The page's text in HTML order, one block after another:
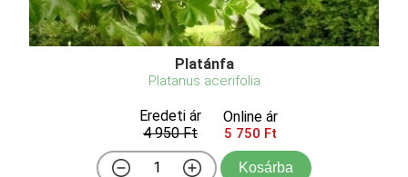
Platánfa
Platanus acerifolia
Eredeti ár
4 950 Ft
Online ár
5 750 Ft
Kosárba